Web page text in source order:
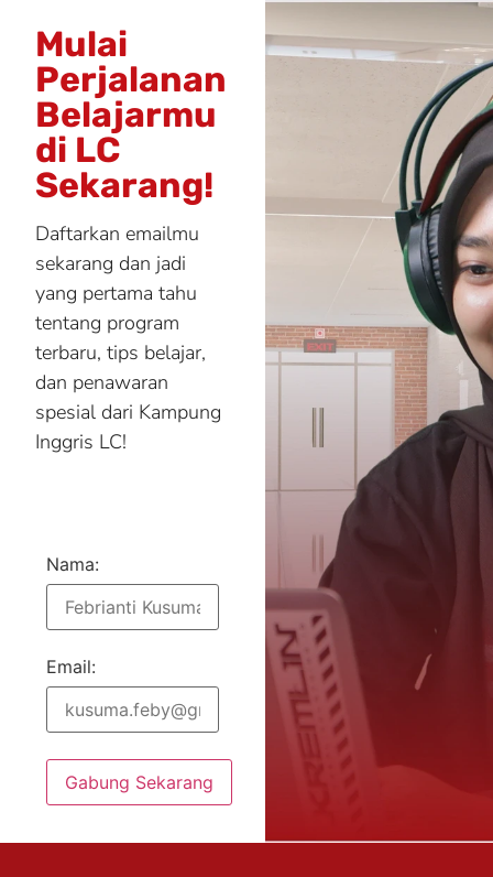
Mulai
Perjalanan
Belajarmu
di LC
Sekarang!
Daftarkan emailmu
sekarang dan jadi
yang pertama tahu
tentang program
terbaru, tips belajar,
dan penawaran
spesial dari Kampung
Inggris LC!
Nama:
Email:
Gabung Sekarang